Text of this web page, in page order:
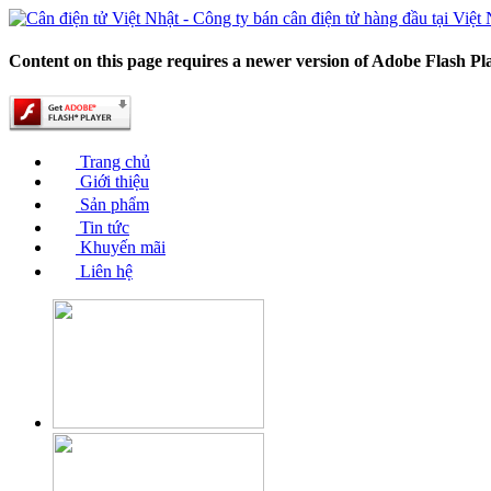
Content on this page requires a newer version of Adobe Flash
Trang chủ
Giới thiệu
Sản phẩm
Tin tức
Khuyến mãi
Liên hệ